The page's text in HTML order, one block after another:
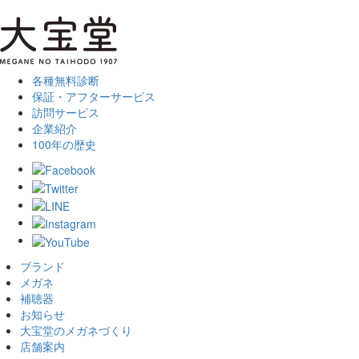
各種無料診断
保証・アフターサービス
訪問サービス
企業紹介
100年の歴史
ブランド
メガネ
補聴器
お知らせ
大宝堂のメガネづくり
店舗案内